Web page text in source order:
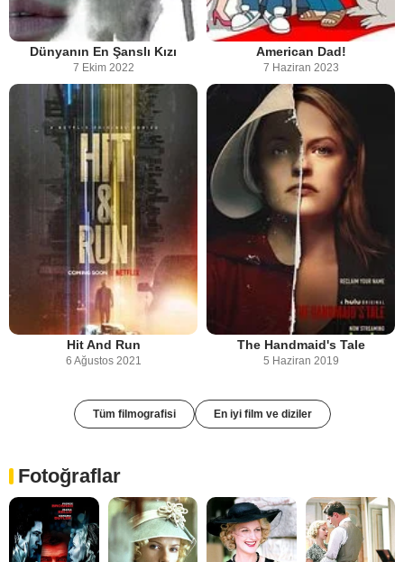
Dünyanın En Şanslı Kızı
7 Ekim 2022
American Dad!
7 Haziran 2023
Hit And Run
6 Ağustos 2021
The Handmaid's Tale
5 Haziran 2019
Tüm filmografisi En iyi film ve diziler
Fotoğraflar